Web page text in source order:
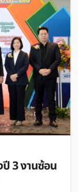
3 งานซ้อน